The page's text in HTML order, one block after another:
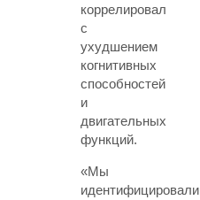
коррелировал
с
ухудшением
когнитивных
способностей
и
двигательных
функций.
«Мы
идентифицировали